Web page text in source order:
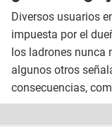
Diversos usuarios
impuesta por el
los ladrones nunca
algunos otros
consecuencias,